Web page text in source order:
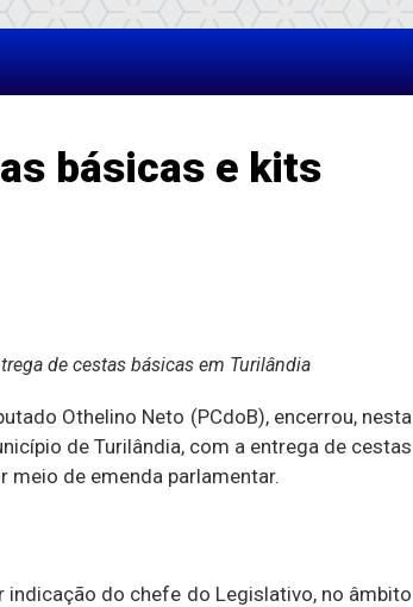
básicas e kits
de cestas básicas em Turilândia
Othelino Neto (PCdoB), encerrou, nesta
de Turilândia, com a entrega de cestas
meio de emenda parlamentar.
do chefe do Legislativo, no âmbito